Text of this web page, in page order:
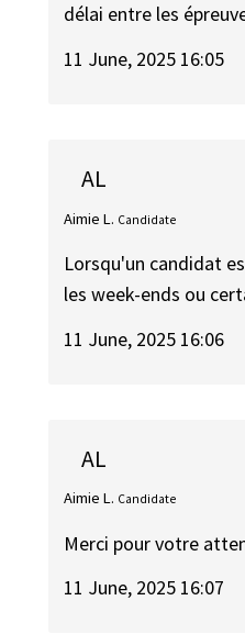
délai entre les
11 June, 2025 16:05
AL
Aimie L. Candidate
Lorsqu'un candidat
les week-ends ou
11 June, 2025 16:06
AL
Aimie L. Candidate
Merci pour votre
11 June, 2025 16:07